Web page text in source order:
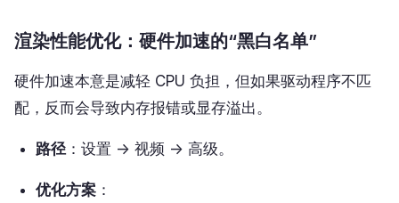
渲染性能优化：硬件加速的“黑白名单”
硬件加速本意是减轻 CPU 负担，但如果驱动程序不匹
配，反而会导致内存报错或显存溢出。
路径 ：设置 -> 视频 -> 高级。
优化方案 ：